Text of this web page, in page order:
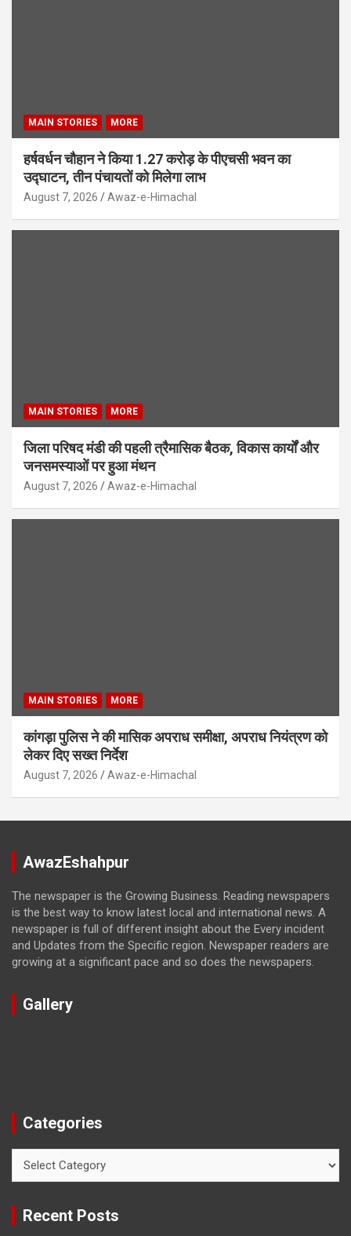
MAIN STORIES MORE
हर्षवर्धन चौहान ने किया 1.27 करोड़ के पीएचसी भवन का
उद्घाटन, तीन पंचायतों को मिलेगा लाभ
August 7, 2026 Awaz-e-Himachal
MAIN STORIES MORE
जिला परिषद मंडी की पहली त्रैमासिक बैठक, विकास कार्यों और
जनसमस्याओं पर हुआ मंथन
August 7, 2026 Awaz-e-Himachal
MAIN STORIES MORE
कांगड़ा पुलिस ने की मासिक अपराध समीक्षा, अपराध नियंत्रण को
लेकर दिए सख्त निर्देश
August 7, 2026 Awaz-e-Himachal
AwazEshahpur
The newspaper is the Growing Business. Reading newspapers
is the best way to know latest local and international news. A
newspaper is full of different insight about the Every incident
and Updates from the Specific region. Newspaper readers are
growing at a significant pace and so does the newspapers.
Gallery
Categories
Recent Posts